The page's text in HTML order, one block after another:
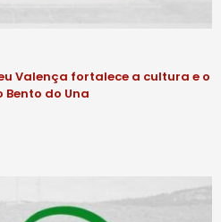
Valença fortalece a cultura e o
do Una